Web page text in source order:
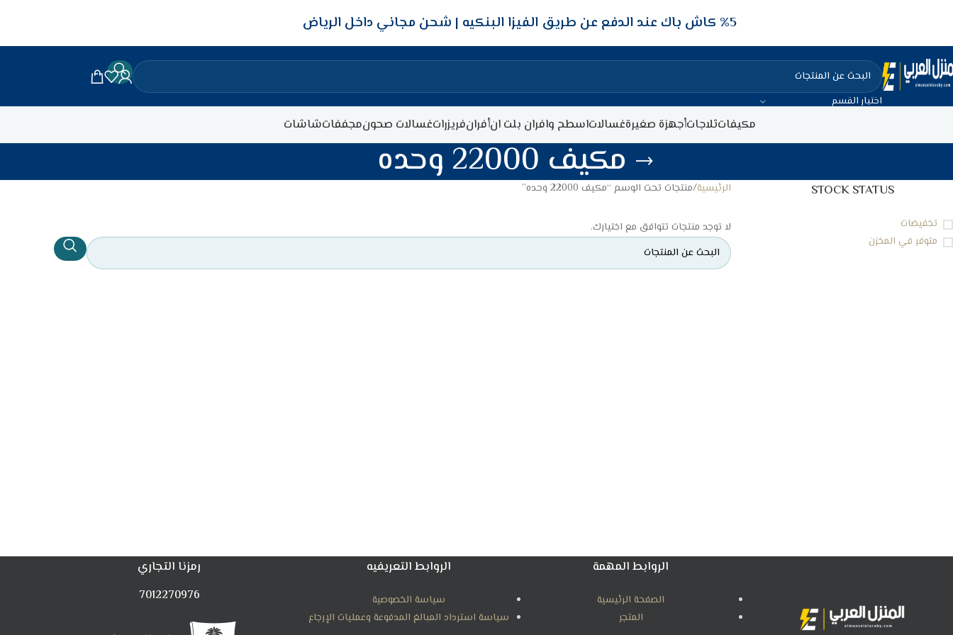
5‎% كاش باك عند الدفع عن طريق الفيزا البنكيه شحن مجاني داخل الرياض
اختيار القسم
مكيفاتثلاجاتأجهزة صغيرةغسالاتاسطح وافران بلت انأفرانفريزراتغسالات صحونمجففاتشاشات
مكيف 22000 وحده
STOCK STATUS
تخفيضات
متوفر في المخزن
الرئيسية منتجات تحت الوسم “مكيف 22000 وحده”
لا توجد منتجات تتوافق مع اختيارك.
الروابط المهمة
الصفحة الرئيسية
المتجر
الروابط التعريفيه
سياسة الخصوصية
سياسة استرداد المبالغ المدفوعة وعمليات الإرجاع
رمزنا التجاري
7012270976